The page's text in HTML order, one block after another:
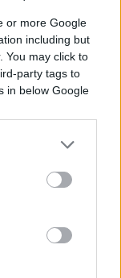
or more Google
including but
You may click to
party tags to
in below Google
si sarebbe
moltitudine di
un
e non
tutta,questi
sono
di 5 gradi